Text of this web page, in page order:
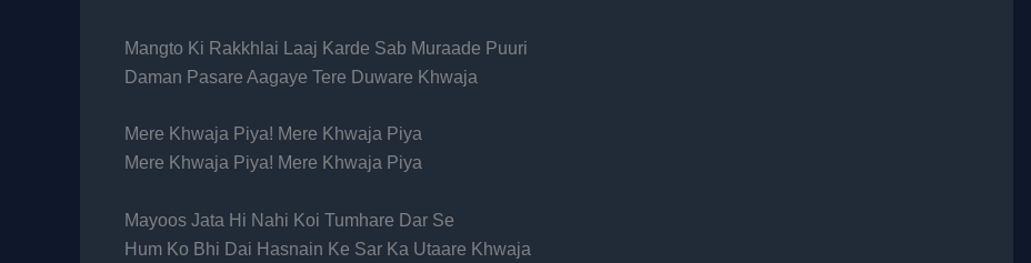
Mangto Ki Rakkhlai Laaj Karde Sab Muraade Puuri
Daman Pasare Aagaye Tere Duware Khwaja
Mere Khwaja Piya! Mere Khwaja Piya
Mere Khwaja Piya! Mere Khwaja Piya
Mayoos Jata Hi Nahi Koi Tumhare Dar Se
Hum Ko Bhi Dai Hasnain Ke Sar Ka Utaare Khwaja